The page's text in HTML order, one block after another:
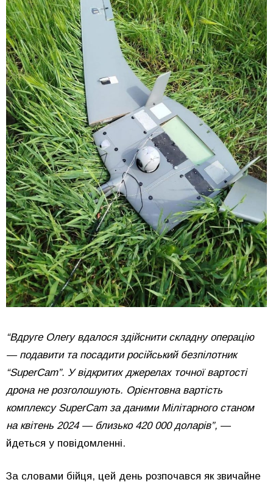
“Вдруге Олегу вдалося здійснити складну операцію
— подавити та посадити російський безпілотник
“SuperCam”. У відкритих джерелах точної вартості
дрона не розголошують. Орієнтовна вартість
комплексу SuperCam за даними Мілітарного станом
на квітень 2024 — близько 420 000 доларів”, —
йдеться у повідомленні.
За словами бійця, цей день розпочався як звичайне